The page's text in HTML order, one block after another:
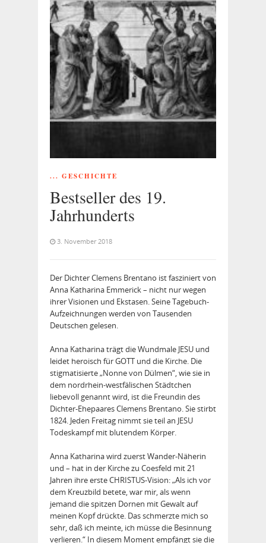
... GESCHICHTE
Bestseller des 19.
Jahrhunderts
3. November 2018
Der Dichter Clemens Brentano ist fasziniert von
Anna Katharina Emmerick – nicht nur wegen
ihrer Visionen und Ekstasen. Seine Tagebuch-
Aufzeichnungen werden von Tausenden
Deutschen gelesen.
Anna Katharina trägt die Wundmale JESU und
leidet heroisch für GOTT und die Kirche. Die
stigmatisierte „Nonne von Dülmen“, wie sie in
dem nordrhein-westfälischen Städtchen
liebevoll genannt wird, ist die Freundin des
Dichter-Ehepaares Clemens Brentano. Sie stirbt
1824. Jeden Freitag nimmt sie teil an JESU
Todeskampf mit blutendem Körper.
Anna Katharina wird zuerst Wander-Näherin
und – hat in der Kirche zu Coesfeld mit 21
Jahren ihre erste CHRISTUS-Vision: „Als ich vor
dem Kreuzbild betete, war mir, als wenn
jemand die spitzen Dornen mit Gewalt auf
meinen Kopf drückte. Das schmerzte mich so
sehr, daß ich meinte, ich müsse die Besinnung
verlieren.“ In diesem Moment empfängt sie die